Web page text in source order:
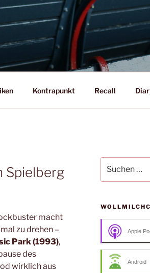
Kontrapunkt Recall
Spielberg
macht
zu drehen –
Park (1993),
des
wirklich aus
nach:
Apple
Android